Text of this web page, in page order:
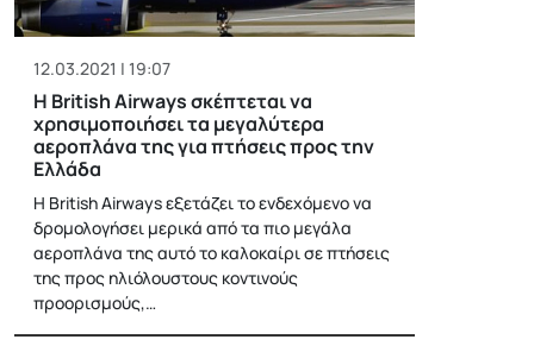
12.03.2021 | 19:07
Η British Airways σκέπτεται να
χρησιμοποιήσει τα μεγαλύτερα
αεροπλάνα της για πτήσεις προς την
Ελλάδα
Η British Airways εξετάζει το ενδεχόμενο να
δρομολογήσει μερικά από τα πιο μεγάλα
αεροπλάνα της αυτό το καλοκαίρι σε πτήσεις
της προς ηλιόλουστους κοντινούς
προορισμούς,…